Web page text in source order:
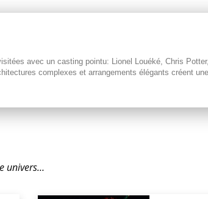
avec un casting pointu: Lionel Louéké, Chris
complexes et arrangements élégants créent
univers…